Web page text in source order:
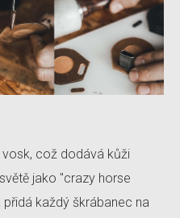
vosk, což dodává kůži
jako "crazy horse
přidá každý škrábanec na